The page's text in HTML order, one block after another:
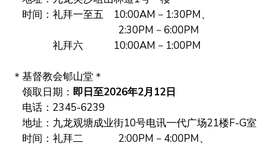
时间：礼拜一至五 10:00AM－1:30PM、
2:30PM－6:00PM
礼拜六 10:00AM－1:00PM
＊ 基督教会郇山堂 ＊
领取日期： 即日至2026年2月12日
电话： 2345-6239
地址：九龙观塘成业街10号电讯一代广场21楼F-G室
时间：礼拜二 2:00PM－4:00PM、